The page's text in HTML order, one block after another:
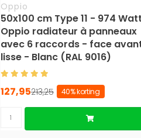
Oppio
50x100 cm Type 11 - 974
Oppio radiateur à panneaux
avec 6 raccords - face
lisse - Blanc (RAL 9016)
213,25
127,95 40% korting